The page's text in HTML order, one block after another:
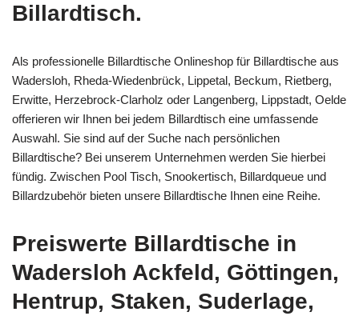
Billardtisch.
Als professionelle Billardtische Onlineshop für Billardtische aus
Wadersloh, Rheda-Wiedenbrück, Lippetal, Beckum, Rietberg,
Erwitte, Herzebrock-Clarholz oder Langenberg, Lippstadt, Oelde
offerieren wir Ihnen bei jedem Billardtisch eine umfassende
Auswahl. Sie sind auf der Suche nach persönlichen
Billardtische? Bei unserem Unternehmen werden Sie hierbei
fündig. Zwischen Pool Tisch, Snookertisch, Billardqueue und
Billardzubehör bieten unsere Billardtische Ihnen eine Reihe.
Preiswerte Billardtische in
Wadersloh Ackfeld, Göttingen,
Hentrup, Staken, Suderlage,